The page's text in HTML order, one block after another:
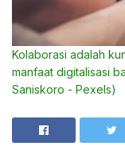
Kolaborasi adalah
manfaat digitalisasi
Saniskoro - Pexels)